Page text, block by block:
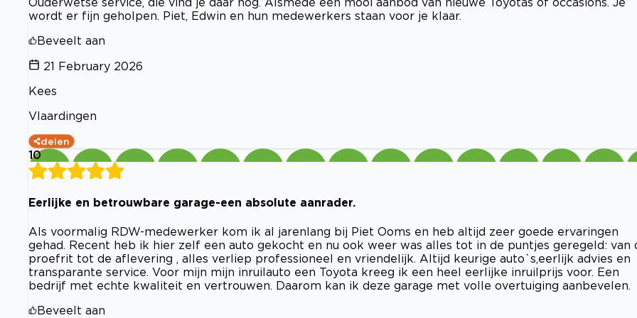
wordt er fijn geholpen. Piet, Edwin en hun medewerkers staan voor je klaar.
Beveelt aan
21 February 2026
Kees
Vlaardingen
delen
10
Eerlijke en betrouwbare garage-een absolute aanrader.
Als voormalig RDW-medewerker kom ik al jarenlang bij Piet Ooms en heb altijd zeer goede ervaringen
gehad. Recent heb ik hier zelf een auto gekocht en nu ook weer was alles tot in de puntjes geregeld: van
proefrit tot de aflevering , alles verliep professioneel en vriendelijk. Altijd keurige auto`s,eerlijk advies en
transparante service. Voor mijn mijn inruilauto een Toyota kreeg ik een heel eerlijke inruilprijs voor. Een
bedrijf met echte kwaliteit en vertrouwen. Daarom kan ik deze garage met volle overtuiging aanbevelen.
Beveelt aan